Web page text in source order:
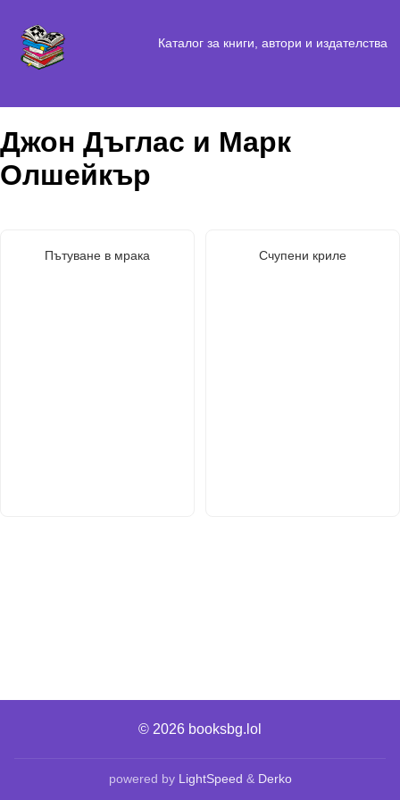
Каталог за книги, автори и издателства
Джон Дъглас и Марк
Олшейкър
Пътуване в мрака Счупени криле
© 2026 booksbg.lol
powered by LightSpeed & Derko